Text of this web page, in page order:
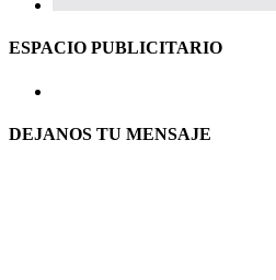
ESPACIO PUBLICITARIO
DEJANOS TU MENSAJE